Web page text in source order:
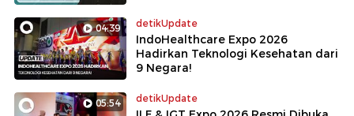
04:39 detikUpdate
IndoHealthcare Expo 2026
Hadirkan Teknologi Kesehatan dari
9 Negara!
05:54 detikUpdate